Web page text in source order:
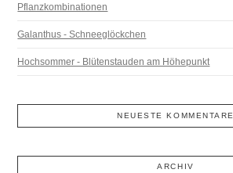
Pflanzkombinationen
Galanthus - Schneeglöckchen
Hochsommer - Blütenstauden am Höhepunkt
NEUESTE KOMMENTARE
ARCHIV